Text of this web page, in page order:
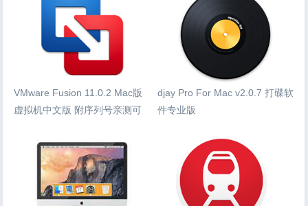
VMware Fusion 11.0.2 Mac版
虚拟机中文版 附序列号亲测可
djay Pro For Mac v2.0.7 打碟软
件专业版